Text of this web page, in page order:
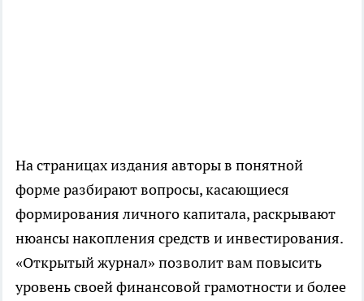
На страницах издания авторы в понятной
форме разбирают вопросы, касающиеся
формирования личного капитала, раскрывают
нюансы накопления средств и инвестирования.
«Открытый журнал» позволит вам повысить
уровень своей финансовой грамотности и более